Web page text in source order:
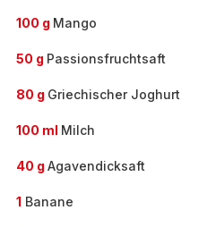
100 g Mango
50 g Passionsfruchtsaft
80 g Griechischer Joghurt
100 ml Milch
40 g Agavendicksaft
1 Banane